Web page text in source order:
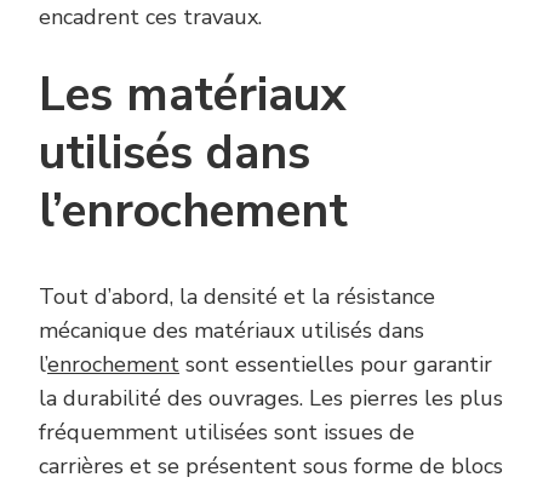
encadrent ces travaux.
Les matériaux
utilisés dans
l’enrochement
Tout d’abord, la densité et la résistance
mécanique des matériaux utilisés dans
l’enrochement sont essentielles pour garantir
la durabilité des ouvrages. Les pierres les plus
fréquemment utilisées sont issues de
carrières et se présentent sous forme de blocs